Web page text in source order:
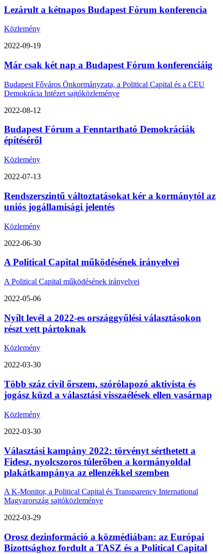
Lezárult a kétnapos Budapest Fórum konferencia
Közlemény
2022-09-19
Már csak két nap a Budapest Fórum konferenciáig
Budapest Főváros Önkormányzata, a Political Capital és a CEU
Demokrácia Intézet sajtóközleménye
2022-08-12
Budapest Fórum a Fenntartható Demokráciák
építéséről
Közlemény
2022-07-13
Rendszerszintű változtatásokat kér a kormánytól az
uniós jogállamisági jelentés
Közlemény
2022-06-30
A Political Capital működésének irányelvei
A Political Capital működésének irányelvei
2022-05-06
Nyílt levél a 2022-es országgyűlési választásokon
részt vett pártoknak
Közlemény
2022-03-30
Több száz civil őrszem, szórólapozó aktivista és
jogász küzd a választási visszaélések ellen vasárnap
Közlemény
2022-03-30
Választási kampány 2022: törvényt sérthetett a
Fidesz, nyolcszoros túlerőben a kormányoldal
plakátkampánya az ellenzékkel szemben
A K-Monitor, a Political Capital és Transparency International
Magyarország sajtóközleménye
2022-03-29
Orosz dezinformáció a közmédiában: az Európai
Bizottsághoz fordult a TASZ és a Political Capital